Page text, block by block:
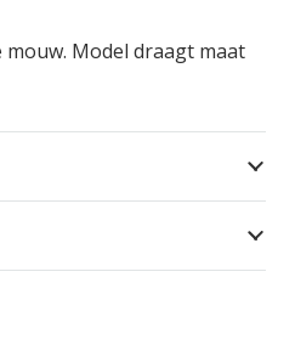
Model draagt maat